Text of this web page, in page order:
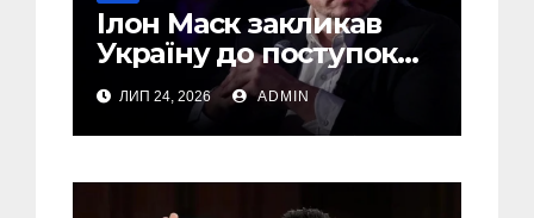
Ілон Маск закликав
Україну до поступок
Путіну – The Economist
ЛИП 24, 2026 ADMIN